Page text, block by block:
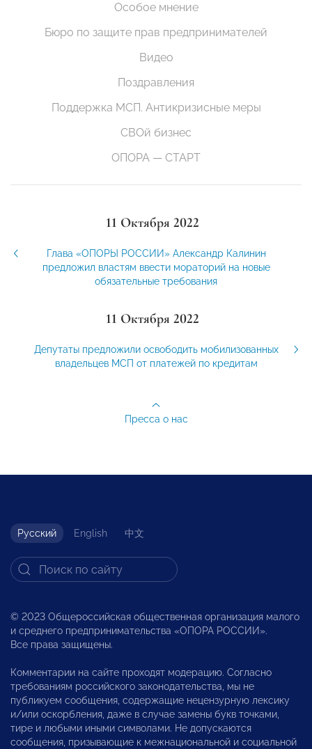
Особое мнение
Бюро по защите прав предпринимателей
Видео
Поздравления
Поддержка МСП. Антикризисные меры
СВОй бизнес
ОПОРА — СТАРТ
11 Октября 2022
Глава «ОПОРЫ РОССИИ» Александр Калинин
предложил властям ввести мораторий на новые
обязательные требования
11 Октября 2022
Депутаты предложили освободить мобилизованных
владельцев МСП от платежей по кредитам
Пресса о нас
Русский English 中文
© 2023 Общероссийская общественная организация малого
и среднего предпринимательства «ОПОРА РОССИИ».
Все права защищены.
Комментарии на сайте проходят модерацию. Согласно
требованиям российского законодательства, мы не
публикуем сообщения, содержащие нецензурную лексику
и/или оскорбления, даже в случае замены букв точками,
тире и любыми иными символами. Не допускаются
сообщения, призывающие к межнациональной и социальной